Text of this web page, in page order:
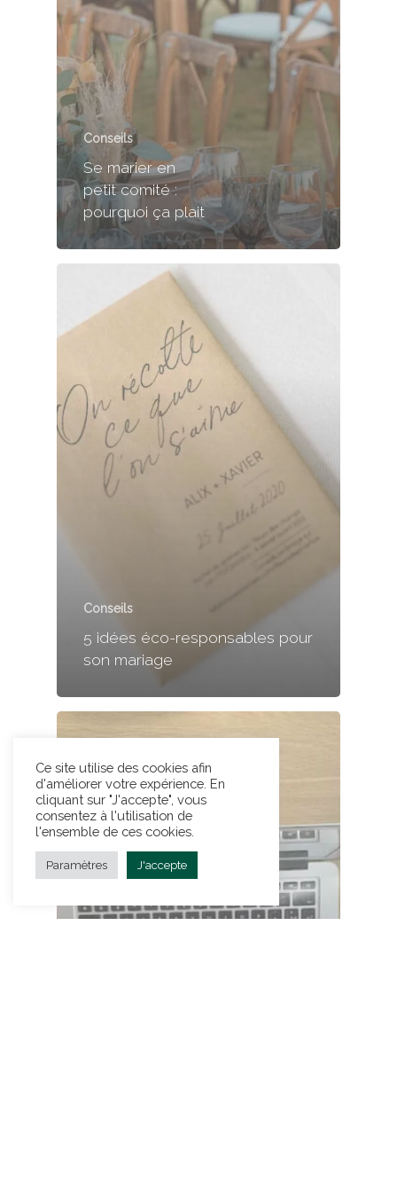
Conseils
Se marier en
petit comité :
pourquoi ça plait
Conseils
5 idées éco-responsables pour
son mariage
Ce site utilise des cookies afin
d'améliorer votre expérience. En
cliquant sur "J'accepte", vous
consentez à l'utilisation de
l'ensemble de ces cookies.
Paramètres J'accepte